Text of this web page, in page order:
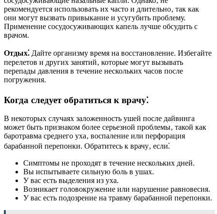
рекомендуется использовать их часто и длительно‚ так как
они могут вызвать привыкание и усугубить проблему.
Применение сосудосуживающих капель лучше обсудить с
врачом.
Отдых⁚ Дайте организму время на восстановление. Избегайте
перелетов и других занятий‚ которые могут вызывать
перепады давления в течение нескольких часов после
погружения.
Когда следует обратиться к врачу⁚
В некоторых случаях заложенность ушей после дайвинга
может быть признаком более серьезной проблемы‚ такой как
баротравма среднего уха‚ воспаление или перфорация
барабанной перепонки. Обратитесь к врачу‚ если⁚
Симптомы не проходят в течение нескольких дней.
Вы испытываете сильную боль в ушах.
У вас есть выделения из уха.
Возникает головокружение или нарушение равновесия.
У вас есть подозрение на травму барабанной перепонки.